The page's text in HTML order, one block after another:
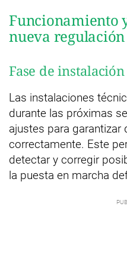
Funcionamiento
nueva regulación
Fase de
Las instalaciones
durante las próximas
ajustes para garantizar
correctamente. Este
detectar y corregir
la puesta en marcha